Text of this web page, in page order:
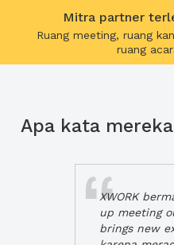
Mitra partner
Ruang meeting, ruang
ruang
Apa kata
XWORK
up meeting
brings new